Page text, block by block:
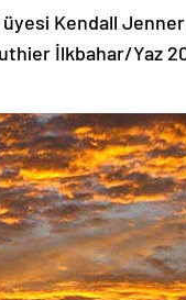
Kendall Jenner
İlkbahar/Yaz